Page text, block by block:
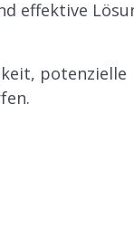
effektive
potenzielle